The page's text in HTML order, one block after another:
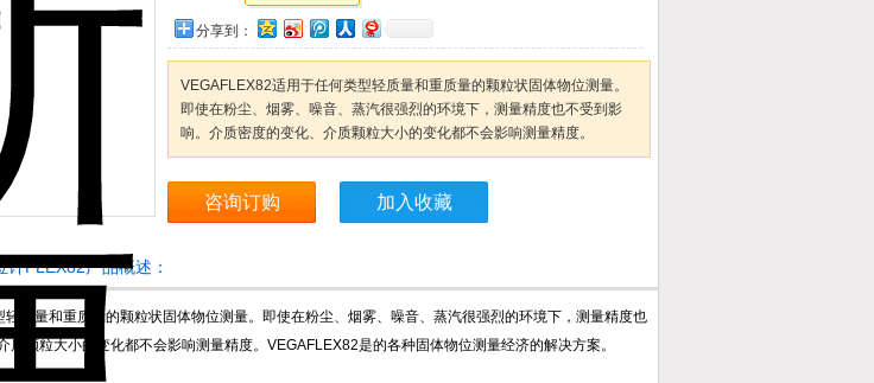
分享到：
VEGAFLEX82适用于任何类型轻质量和重质量的颗粒状固体物位测量。
即使在粉尘、烟雾、噪音、蒸汽很强烈的环境下，测量精度也不受到影
响。介质密度的变化、介质颗粒大小的变化都不会影响测量精度。
咨询订购 加入收藏
FLEX82产品概述：
质量和重质量的颗粒状固体物位测量。即使在粉尘、烟雾、噪音、蒸汽很强烈的环境下，测量精度也
质颗粒大小的变化都不会影响测量精度。VEGAFLEX82是的各种固体物位测量经济的解决方案。